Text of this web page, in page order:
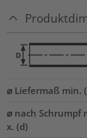
⌀ Liefermaß min.
⌀ nach Schrumpf
x. (d)